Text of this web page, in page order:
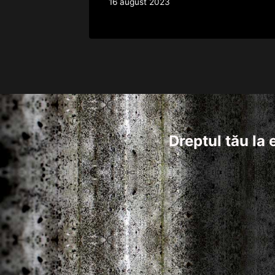
16 august 2023
Dreptul tău la